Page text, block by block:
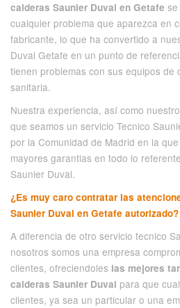
calderas Saunier Duval en Getafe
cualquier problema que aparezca en
fabricante, lo que ha convertido a
Duval Getafe en un punto de
tienen problemas con sus equipos de
sanitaria.
Nuestra experiencia, así como
que seamos un servicio Tecnico
por la Comunidad de Madrid en la
mayores garantias en todo lo
Saunier Duval.
¿Es muy caro contratar las
Saunier Duval en Getafe autorizado?
A diferencia de otro servicio tecnico
nosotros somos una empresa
clientes, ofreciendoles las mejores
calderas Saunier Duval para que
clientes, ya sea un particular o una